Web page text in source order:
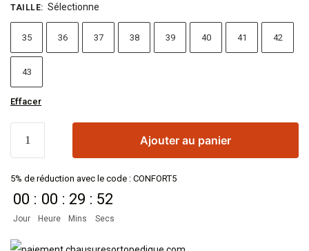
TAILLE: Sélectionne
35 36 37 38 39 40 41 42
43
Effacer
Ajouter au panier
5% de réduction avec le code : CONFORT5
00
Jour
: 00
Heure
: 29
Mins
: 51
Secs